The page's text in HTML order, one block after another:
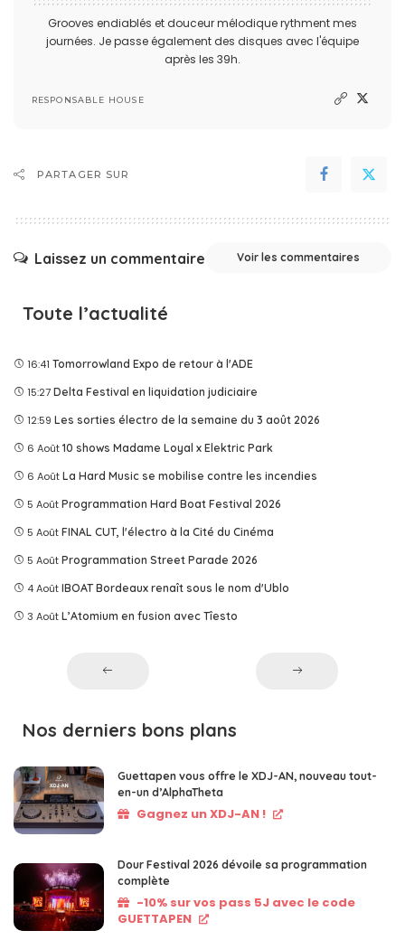
Grooves endiablés et douceur mélodique rythment mes
journées. Je passe également des disques avec l'équipe
après les 39h.
RESPONSABLE HOUSE
PARTAGER SUR
Laissez un commentaire Voir les commentaires
Toute l’actualité
16:41 Tomorrowland Expo de retour à l'ADE
15:27 Delta Festival en liquidation judiciaire
12:59 Les sorties électro de la semaine du 3 août 2026
6 Août 10 shows Madame Loyal x Elektric Park
6 Août La Hard Music se mobilise contre les incendies
5 Août Programmation Hard Boat Festival 2026
5 Août FINAL CUT, l'électro à la Cité du Cinéma
5 Août Programmation Street Parade 2026
4 Août IBOAT Bordeaux renaît sous le nom d'Ublo
3 Août L’Atomium en fusion avec Tîesto
Nos derniers bons plans
Guettapen vous offre le XDJ-AN, nouveau tout-
en-un d’AlphaTheta
Gagnez un XDJ-AN !
Dour Festival 2026 dévoile sa programmation
complète
-10% sur vos pass 5J avec le code
GUETTAPEN